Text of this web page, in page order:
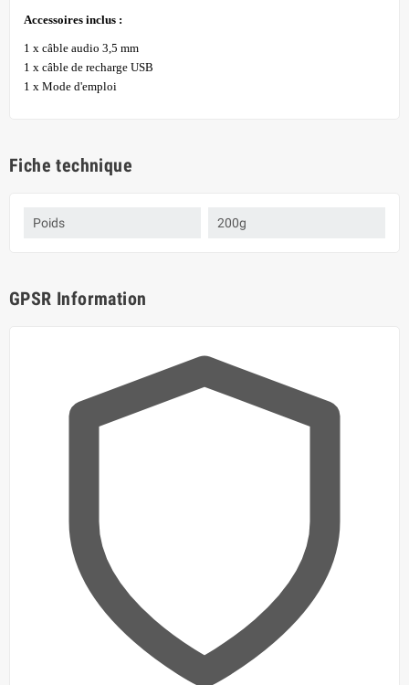
Accessoires inclus :
1 x câble audio 3,5 mm
1 x câble de recharge USB
1 x Mode d'emploi
Fiche technique
Poids 200g
GPSR Information